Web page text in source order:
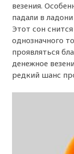
везения.
падали в
Этот сон
однозначного
проявляться
денежное
редкий шанс